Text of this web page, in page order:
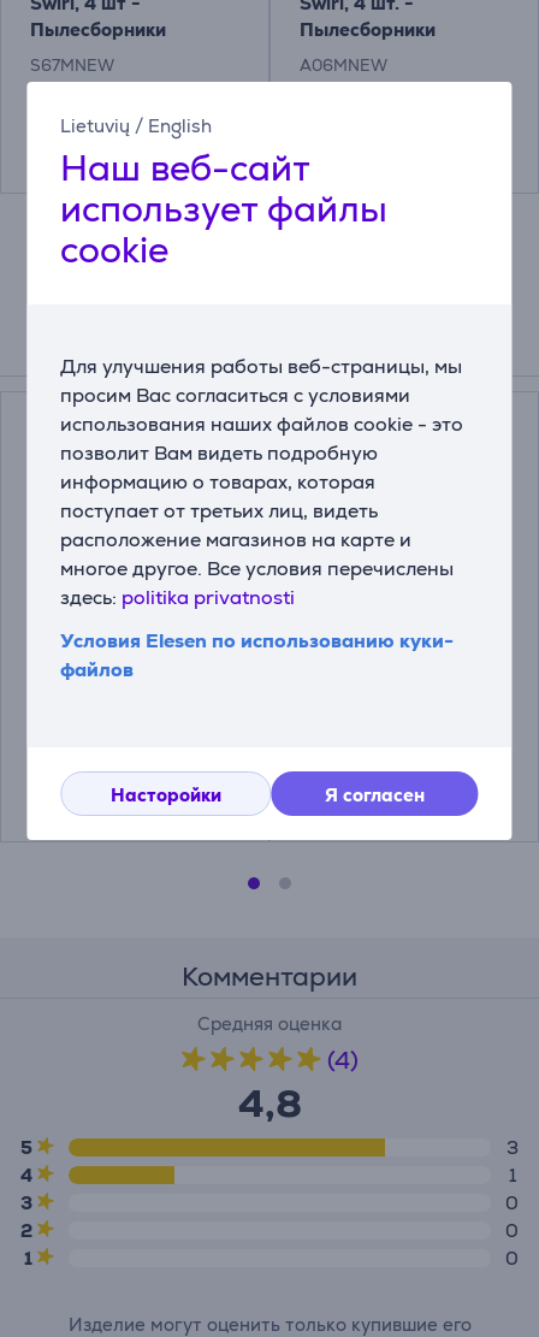
Lietuvių / English
Наш веб-сайт
использует файлы
cookie
Для улучшения работы веб-страницы, мы
просим Вас согласиться с условиями
использования наших файлов cookie - это
позволит Вам видеть подробную
информацию о товарах, которая
поступает от третьих лиц, видеть
расположение магазинов на карте и
многое другое. Все условия перечислены
здесь: politika privatnosti
Условия Elesen по использованию куки-
файлов
Насторойки Я согласен
Пылесборники
S67MNEW
7.99 €
Пылесборники
A06MNEW
Схожие товары
Ароматические
гранулы для
3.99 €
Ароматические
3.99 €
Комментарии
Средняя оценка
(4)
4,8
5
3
4
1
3
0
2
0
1
0
Изделие могут оценить только купившие его